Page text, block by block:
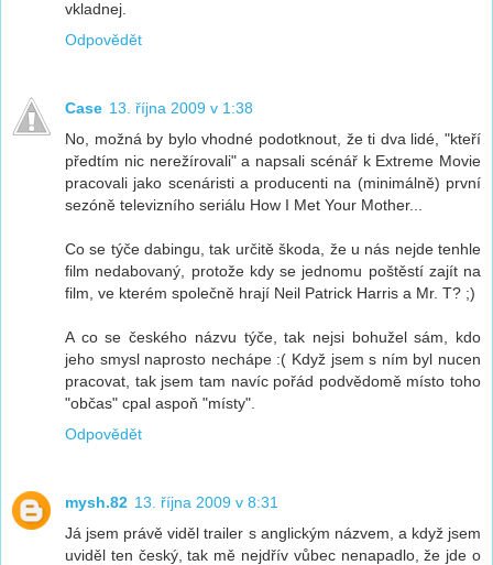
vkladnej.
Odpovědět
Case 13. října 2009 v 1:38
No, možná by bylo vhodné podotknout, že ti dva lidé, "kteří
předtím nic nerežírovali" a napsali scénář k Extreme Movie
pracovali jako scenáristi a producenti na (minimálně) první
sezóně televizního seriálu How I Met Your Mother...
Co se týče dabingu, tak určitě škoda, že u nás nejde tenhle
film nedabovaný, protože kdy se jednomu poštěstí zajít na
film, ve kterém společně hrají Neil Patrick Harris a Mr. T? ;)
A co se českého názvu týče, tak nejsi bohužel sám, kdo
jeho smysl naprosto nechápe :( Když jsem s ním byl nucen
pracovat, tak jsem tam navíc pořád podvědomě místo toho
"občas" cpal aspoň "místy".
Odpovědět
mysh.82 13. října 2009 v 8:31
Já jsem právě viděl trailer s anglickým názvem, a když jsem
uviděl ten český, tak mě nejdřív vůbec nenapadlo, že jde o